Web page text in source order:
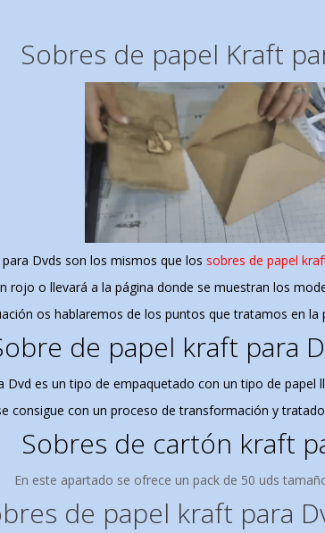
Sobres de papel Kraft
Dvds son los mismos que los sobres de papel
rojo o llevará a la página donde se muestran los
os hablaremos de los puntos que tratamos en la
de papel kraft para
Dvd es un tipo de empaquetado con un tipo de papel
consigue con un proceso detransformación y
Sobres de cartón kraft
En este apartado se ofrece un pack de 50 uds t
de papel kraft para